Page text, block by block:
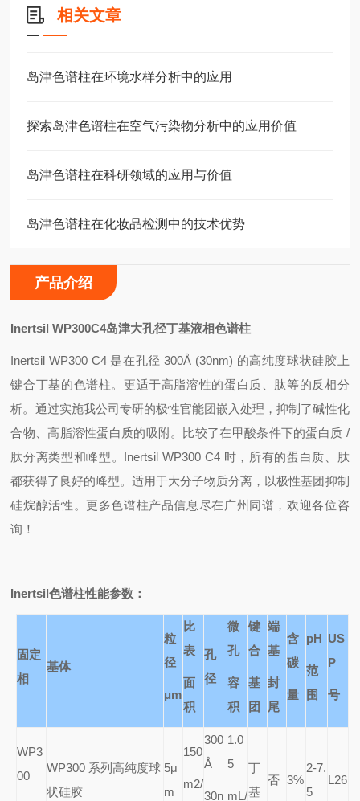
相关文章
岛津色谱柱在环境水样分析中的应用
探索岛津色谱柱在空气污染物分析中的应用价值
岛津色谱柱在科研领域的应用与价值
岛津色谱柱在化妆品检测中的技术优势
产品介绍
Inertsil WP300C4岛津大孔径丁基液相色谱柱
Inertsil WP300 C4 是在孔径 300Å (30nm) 的高纯度球状硅胶上
键合丁基的色谱柱。更适于高脂溶性的蛋白质、肽等的反相分
析。通过实施我公司专研的极性官能团嵌入处理，抑制了碱性化
合物、高脂溶性蛋白质的吸附。比较了在甲酸条件下的蛋白质 /
肽分离类型和峰型。Inertsil WP300 C4 时，所有的蛋白质、肽
都获得了良好的峰型。适用于大分子物质分离，以极性基团抑制
硅烷醇活性。更多色谱柱产品信息尽在广州同谱，欢迎各位咨
询！
Inertsil色谱柱性能参数：
固定
相
基体
粒
径
μm
比
表
面
积
孔
径
微
孔
容
积
键
合
基
团
端
基
封
尾
含
碳
量
pH
范
围
US
P
号
WP3
00
WP300 系列高纯度球
状硅胶
5μ
m
150
m2/
300
Å
30n
1.0
5
mL/
丁
基
否 3%
2-7.
5
L26